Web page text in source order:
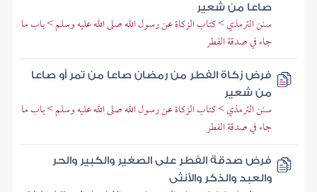
صاعا من شعير
سنن الترمذي > كتاب الزكاة عن رسول الله صلى الله عليه وسلم > باب ما
جاء في صدقة الفطر
فرض زكاة الفطر من رمضان صاعا من تمر أو صاعا
من شعير
سنن الترمذي > كتاب الزكاة عن رسول الله صلى الله عليه وسلم > باب ما
جاء في صدقة الفطر
فرض صدقة الفطر على الصغير والكبير والحر
والعبد والذكر والأنثى